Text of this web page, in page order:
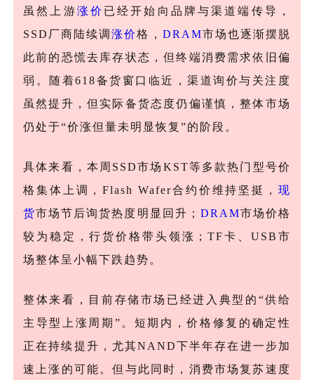
虽然上游涨价 已经开始向品牌与渠道端传导，
SSD厂商陆续调涨价格， DRAM市场也逐渐摆脱
此前的恐慌去库存状态，但终端消费需求依旧偏
弱。随着618备货窗口临近，渠道询价与关注度
虽然提升，但实际备货态度仍偏谨慎，整体市场
仍处于“价涨但量未明显恢复”的阶段。
具体来看，本周 SSD市场KST等多款热门型号价
格集体上调，Flash Wafer合约价维持坚挺， 现
货市场节后询货热度明显回升； DRAM市场价格
较为稳定，行货价格带头领涨；TF卡、USB市
场整体呈小幅下跌趋势。
整体来看，目前存储市场已经进入典型的 “供给
主导型上涨周期”。短期内，价格修复的确定性
正在持续提升，尤其NAND下半年存在进一步加
速上涨的可能。但与此同时，消费市场复苏速度